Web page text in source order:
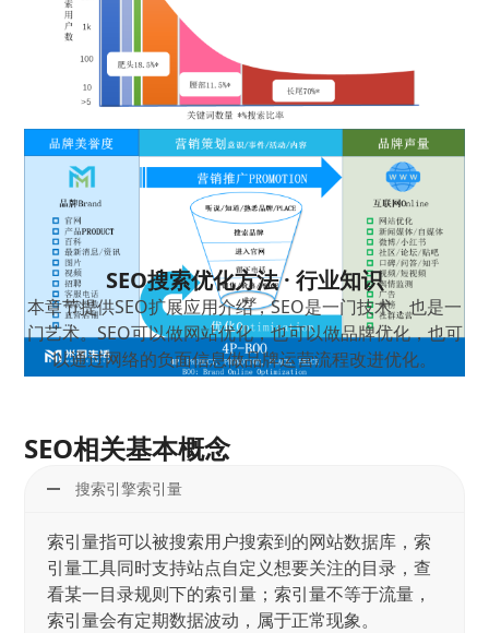
SEO搜索优化方法 · 行业知识
本章节提供SEO扩展应用介绍，SEO是一门技术，也是一
门艺术。SEO可以做网站优化，也可以做品牌优化，也可
以通过网络的负面信息做品牌运营流程改进优化。
SEO相关基本概念
搜索引擎索引量
索引量指可以被搜索用户搜索到的网站数据库，索
引量工具同时支持站点自定义想要关注的目录，查
看某一目录规则下的索引量；索引量不等于流量，
索引量会有定期数据波动，属于正常现象。